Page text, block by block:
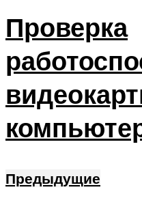
Проверка
Предыдущие